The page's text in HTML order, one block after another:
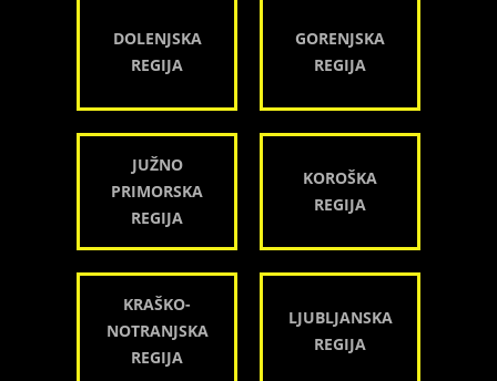
DOLENJSKA
REGIJA
GORENJSKA
REGIJA
JUŽNO
PRIMORSKA
REGIJA
KOROŠKA
REGIJA
KRAŠKO-
NOTRANJSKA
REGIJA
LJUBLJANSKA
REGIJA